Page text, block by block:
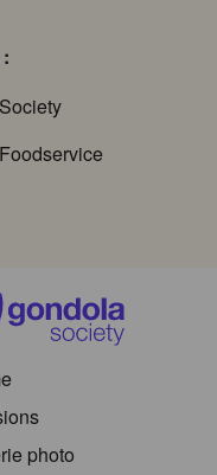
Society
Foodservice
photo